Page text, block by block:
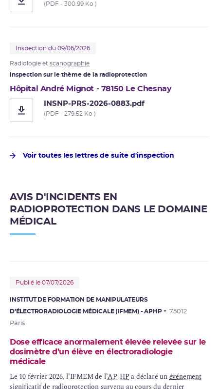
(PDF - 300.99 Ko )
Inspection du 09/06/2026
Radiologie et scanographie
Inspection sur le thème de la radioprotection
Hôpital André Mignot - 78150 Le Chesnay
INSNP-PRS-2026-0883.pdf
(PDF - 279.52 Ko )
Voir toutes les lettres de suite d'inspection
AVIS D'INCIDENTS EN
RADIOPROTECTION DANS LE DOMAINE
MÉDICAL
Publié le 07/07/2026
INSTITUT DE FORMATION DE MANIPULATEURS
D’ÉLECTRORADIOLOGIE MÉDICALE (IFMEM) - APHP
75012
Paris
Dose efficace anormalement élevée relevée sur le
dosimètre d’un élève en électroradiologie
médicale
Le 10 février 2026, l’IFMEM de l’AP-HPa déclaré unévénement
significatifde radioprotection survenu au cours du dernier